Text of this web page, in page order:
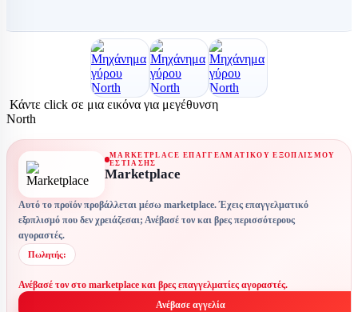
Κάντε click σε μια εικόνα για μεγέθυνση
North
MARKETPLACE ΕΠΑΓΓΕΛΜΑΤΙΚΟΎ ΕΞΟΠΛΙΣΜΟΎ
ΕΣΤΊΑΣΗΣ
Marketplace
Αυτό το προϊόν προβάλλεται μέσω marketplace. Έχεις επαγγελματικό
εξοπλισμό που δεν χρειάζεσαι; Ανέβασέ τον και βρες περισσότερους
αγοραστές.
Πωλητής:
Ανέβασέ τον στο marketplace και βρες επαγγελματίες αγοραστές.
Ανέβασε αγγελία